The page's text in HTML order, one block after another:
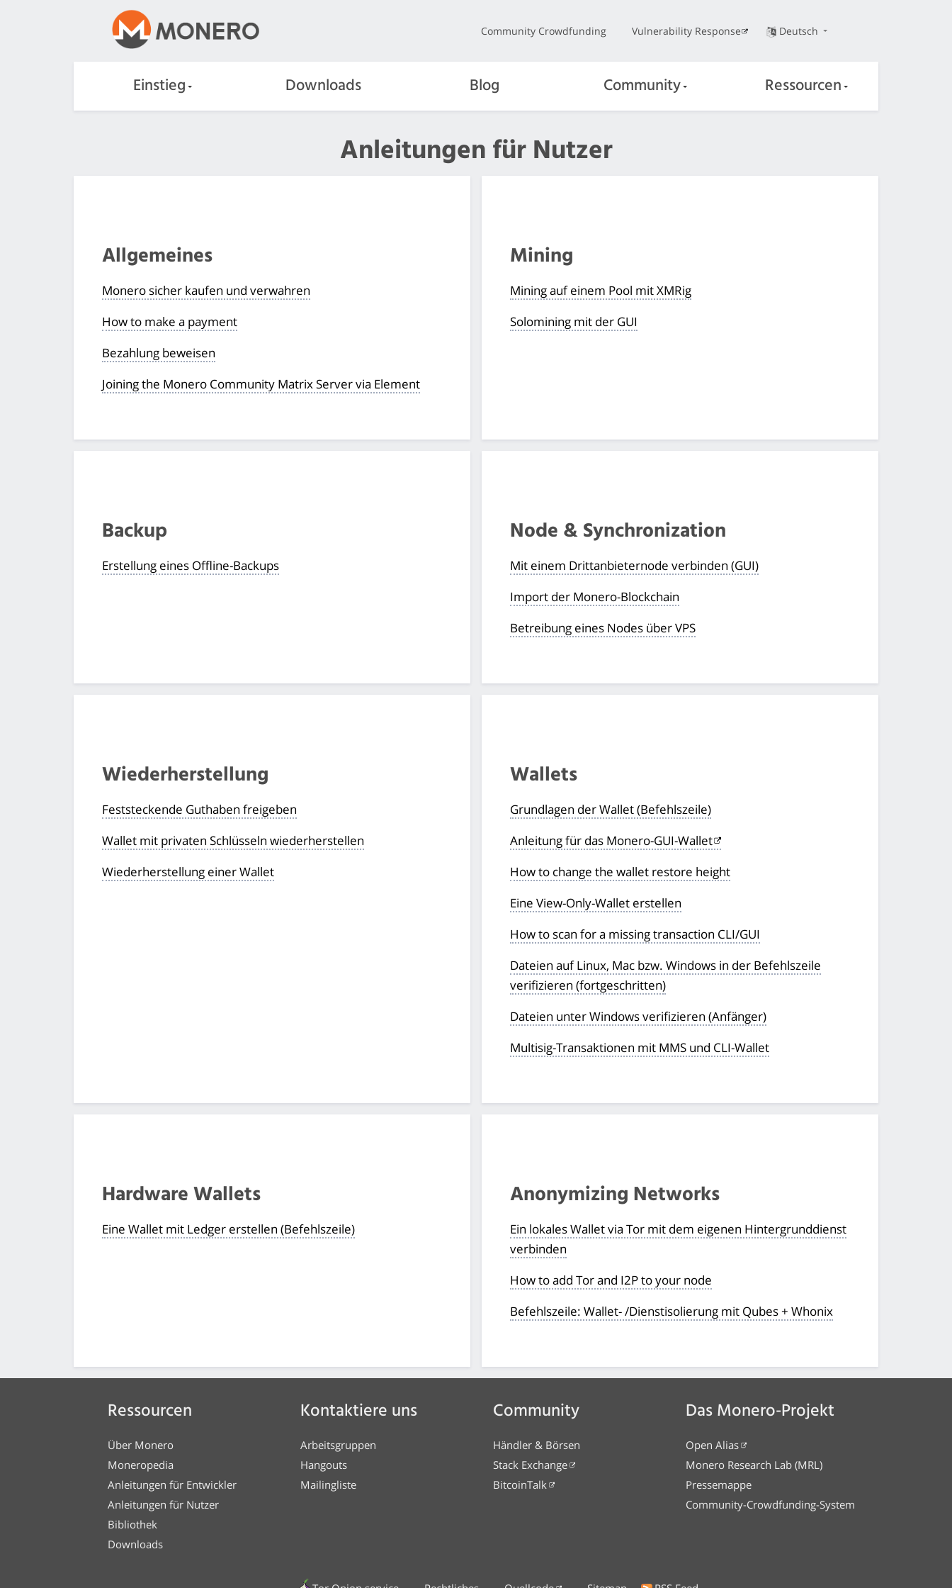
Community Crowdfunding Vulnerability Response Deutsch
Einstieg Downloads Blog Community Ressourcen
Anleitungen für Nutzer
Allgemeines
Monero sicher kaufen und verwahren
How to make a payment
Bezahlung beweisen
Joining the Monero Community Matrix Server via Element
Mining
Mining auf einem Pool mit XMRig
Solomining mit der GUI
Backup
Erstellung eines Offline-Backups
Node & Synchronization
Mit einem Drittanbieternode verbinden (GUI)
Import der Monero-Blockchain
Betreibung eines Nodes über VPS
Wiederherstellung
Feststeckende Guthaben freigeben
Wallet mit privaten Schlüsseln wiederherstellen
Wiederherstellung einer Wallet
Wallets
Grundlagen der Wallet (Befehlszeile)
Anleitung für das Monero-GUI-Wallet
How to change the wallet restore height
Eine View-Only-Wallet erstellen
How to scan for a missing transaction CLI/GUI
Dateien auf Linux, Mac bzw. Windows in der Befehlszeile
verifizieren (fortgeschritten)
Dateien unter Windows verifizieren (Anfänger)
Multisig-Transaktionen mit MMS und CLI-Wallet
Hardware Wallets
Eine Wallet mit Ledger erstellen (Befehlszeile)
Anonymizing Networks
Ein lokales Wallet via Tor mit dem eigenen Hintergrunddienst
verbinden
How to add Tor and I2P to your node
Befehlszeile: Wallet- /Dienstisolierung mit Qubes + Whonix
Ressourcen
Über Monero
Moneropedia
Anleitungen für Entwickler
Anleitungen für Nutzer
Bibliothek
Downloads
Kontaktiere uns
Arbeitsgruppen
Hangouts
Mailingliste
Community
Händler & Börsen
Stack Exchange
BitcoinTalk
Das Monero-Projekt
Open Alias
Monero Research Lab (MRL)
Pressemappe
Community-Crowdfunding-System